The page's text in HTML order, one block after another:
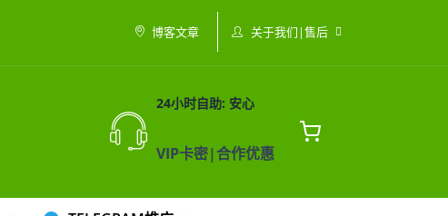
博客文章 关于我们|售后
24小时自助: 安心
VIP卡密|合作优惠